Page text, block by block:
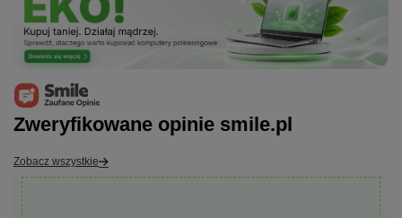
Zweryfikowane opinie smile.pl
Zobacz wszystkie